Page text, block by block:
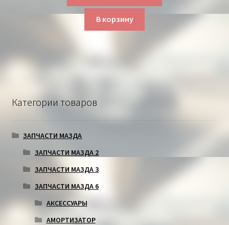
В корзину
Категории товаров
ЗАПЧАСТИ МАЗДА
ЗАПЧАСТИ МАЗДА 2
ЗАПЧАСТИ МАЗДА 3
ЗАПЧАСТИ МАЗДА 6
АКСЕССУАРЫ
АМОРТИЗАТОР